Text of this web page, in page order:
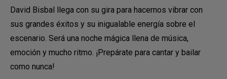
David Bisbal llega con su gira para hacernos vibrar con
sus grandes éxitos y su inigualable energía sobre el
escenario. Será una noche mágica llena de música,
emoción y mucho ritmo. ¡Prepárate para cantar y bailar
como nunca!